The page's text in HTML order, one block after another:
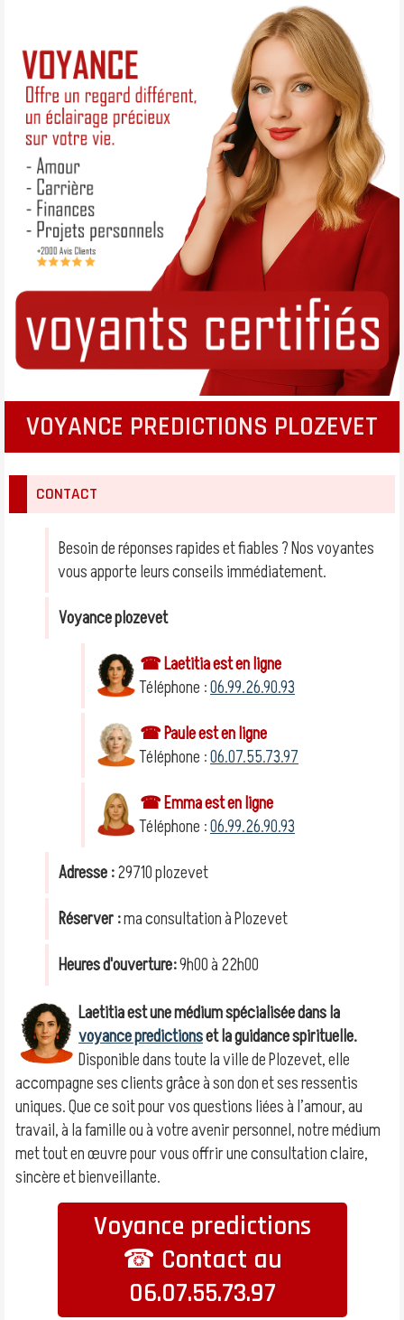
VOYANCE PREDICTIONS PLOZEVET
CONTACT
Besoin de réponses rapides et fiables ? Nos voyantes
vous apporte leurs conseils immédiatement.
Voyance plozevet
☎ Laetitia est en ligne
Téléphone :06.99.26.90.93
☎ Paule est en ligne
Téléphone :06.07.55.73.97
☎ Emma est en ligne
Téléphone :06.99.26.90.93
Adresse :29710 plozevet
Réserver :ma consultation à Plozevet
Heures d'ouverture:9h00 à 22h00
Laetitia est une médium spécialisée dans la
voyance predictionset la guidance spirituelle.
Disponible dans toute la ville de Plozevet, elle
accompagne ses clients grâce à son don et ses ressentis
uniques. Que ce soit pour vos questions liées à l’amour, au
travail, à la famille ou à votre avenir personnel, notre médium
met tout en œuvre pour vous offrir une consultation claire,
sincère et bienveillante.
Voyance predictions
☎ Contact au
06.07.55.73.97